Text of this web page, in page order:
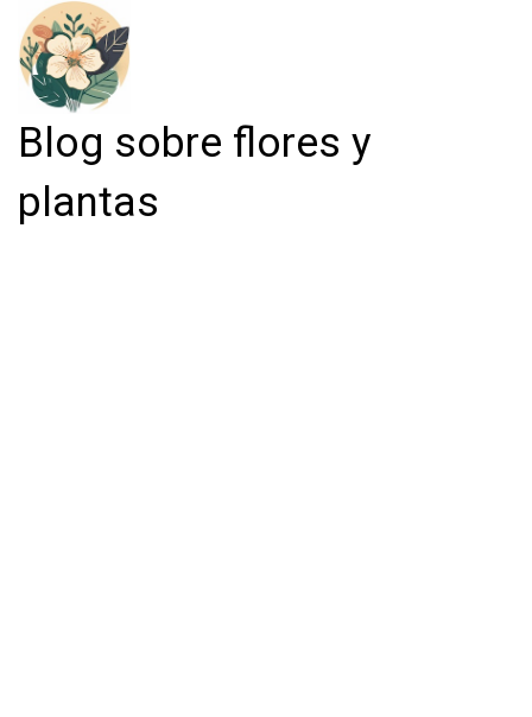
Blog sobre flores y
plantas